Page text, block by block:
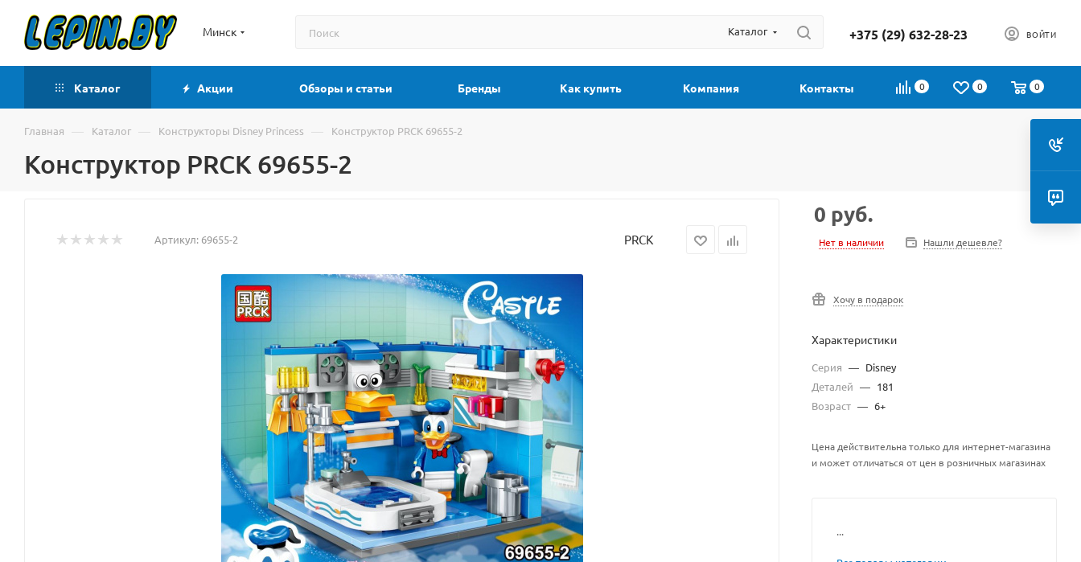
Минск Каталог +375 (29) 632-28-23 ВОЙТИ
0 0 0
Каталог Акции Обзоры и статьи Бренды Как купить Компания Контакты
Главная — Каталог — Конструкторы Disney Princess — Конструктор PRCK 69655-2
Конструктор PRCK 69655-2
Артикул: 69655-2 PRCK
0 руб.
Нет в наличии Нашли дешевле?
Хочу в подарок
Характеристики
Серия — Disney
Деталей — 181
Возраст — 6+
Цена действительна только для интернет-магазина
и может отличаться от цен в розничных магазинах
...